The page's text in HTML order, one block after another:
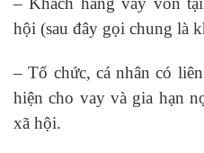
hội (sau đây gọi chung là
– Tổ chức, cá nhân có
hiện cho vay và gia hạn
xã hội.